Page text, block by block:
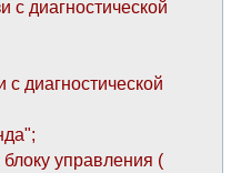
с диагностической
диагностической
блоку управления (